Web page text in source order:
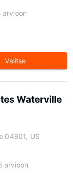
arvioon
Valitse
Waterville
04901, US
arvioon